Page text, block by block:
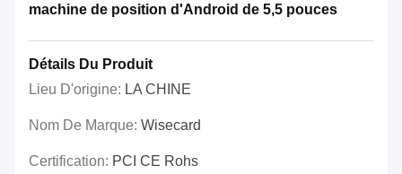
machine de position d'Android de 5,5 pouces
Détails Du Produit
Lieu D'origine: LA CHINE
Nom De Marque: Wisecard
Certification: PCI CE Rohs